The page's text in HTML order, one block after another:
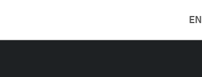
EN